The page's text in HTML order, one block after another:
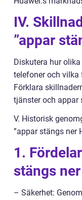
IV.
”appar
Diskutera hur
telefoner och vilka
Förklara
tjänster och appar
V. Historisk
”appar stängs ner
1.
stängs
– Säkerhet: